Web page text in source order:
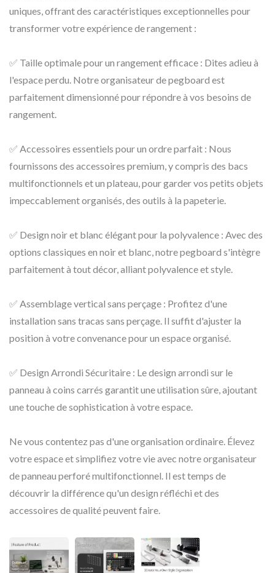
uniques, offrant des caractéristiques exceptionnelles pour
transformer votre expérience de rangement :
✅ Taille optimale pour un rangement efficace : Dites adieu à
l'espace perdu. Notre organisateur de pegboard est
parfaitement dimensionné pour répondre à vos besoins de
rangement.
✅ Accessoires essentiels pour un ordre parfait : Nous
fournissons des accessoires premium, y compris des bacs
multifonctionnels et un plateau, pour garder vos petits objets
impeccablement organisés, des outils à la papeterie.
✅ Design noir et blanc élégant pour la polyvalence : Avec des
options classiques en noir et blanc, notre pegboard s'intègre
parfaitement à tout décor, alliant polyvalence et style.
✅ Assemblage vertical sans perçage : Profitez d'une
installation sans tracas sans perçage. Il suffit d'ajuster la
position à votre convenance pour un espace organisé.
✅ Design Arrondi Sécuritaire : Le design arrondi sur le
panneau à coins carrés garantit une utilisation sûre, ajoutant
une touche de sophistication à votre espace.
Ne vous contentez pas d'une organisation ordinaire. Élevez
votre espace et simplifiez votre vie avec notre organisateur
de panneau perforé multifonctionnel. Il est temps de
découvrir la différence qu'un design réfléchi et des
accessoires de qualité peuvent faire.